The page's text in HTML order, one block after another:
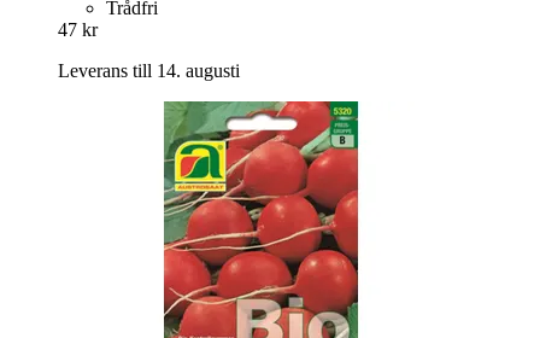
Trådfri
47 kr
Leverans till 14. augusti